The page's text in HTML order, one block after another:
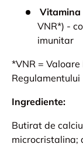
Vitamina
VNR*) -
imunitar
*VNR =
Ingrediente:
Butirat de
microcristalina;